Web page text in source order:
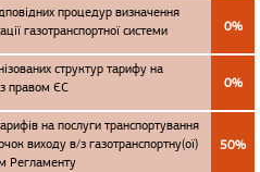
процедур визначення
газотранспортної системи
0%
структур тарифу на
з правом ЄС
0%
на послуги транспортування
виходу в/з газотранспортну(ої)
Регламенту
50%